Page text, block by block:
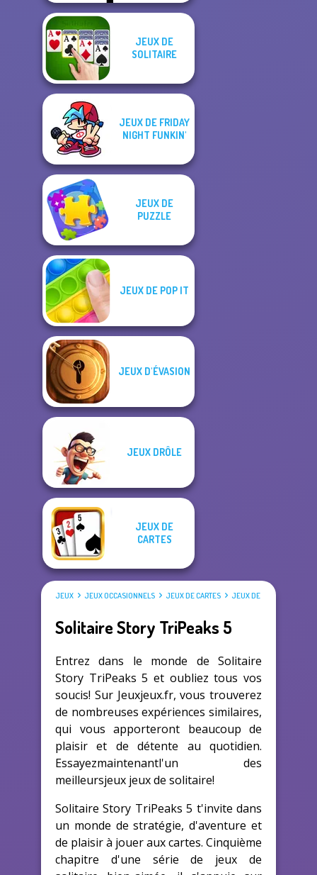
JEUX DE
SOLITAIRE
JEUX DE FRIDAY
NIGHT FUNKIN'
JEUX DE
PUZZLE
JEUX DE POP IT
JEUX D'ÉVASION
JEUX DRÔLE
JEUX DE
CARTES
JEUX JEUX OCCASIONNELS JEUX DE CARTES JEUX DE SOLITAIRE
Solitaire Story TriPeaks 5
Entrez dans le monde de Solitaire
Story TriPeaks 5 et oubliez tous vos
soucis! Sur Jeuxjeux.fr, vous trouverez
de nombreuses expériences similaires,
qui vous apporteront beaucoup de
plaisir et de détente au quotidien.
Essayezmaintenantl'un des
meilleursjeux jeux de solitaire!
Solitaire Story TriPeaks 5 t'invite dans
un monde de stratégie, d'aventure et
de plaisir à jouer aux cartes. Cinquième
chapitre d'une série de jeux de